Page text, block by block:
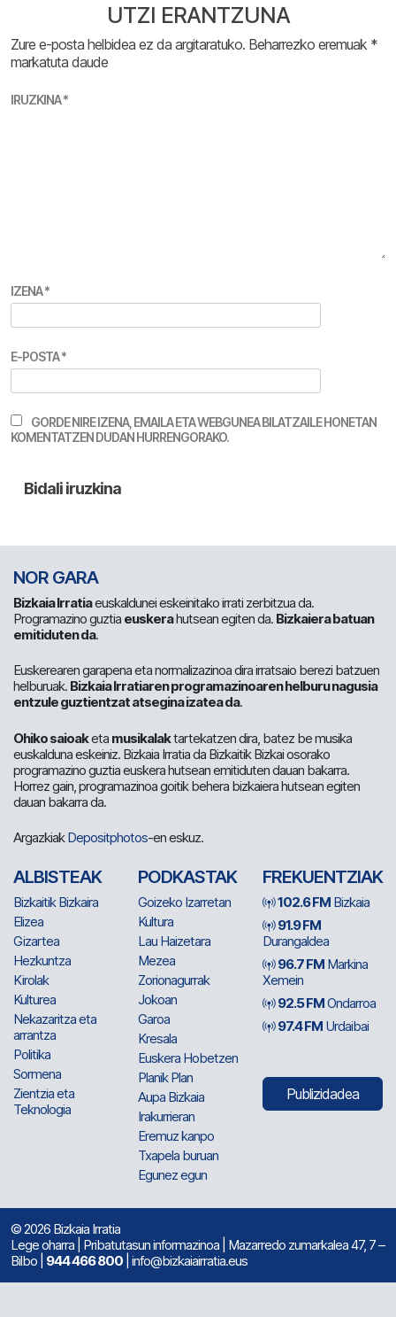
UTZI ERANTZUNA
Zure e-posta helbidea ez da argitaratuko. Beharrezko eremuak *
markatuta daude
IRUZKINA*
IZENA*
E-POSTA*
GORDE NIRE IZENA, EMAILA ETA WEBGUNEA BILATZAILE HONETAN
KOMENTATZEN DUDAN HURRENGORAKO.
NOR GARA
Bizkaia Irratiaeuskaldunei eskeinitako irrati zerbitzua da.
Programazino guztia euskerahutsean egiten da. Bizkaiera batuan
emitiduten da.
Euskerearen garapena eta normalizazinoa dira irratsaio berezi batzuen
helburuak. Bizkaia Irratiaren programazinoaren helburu nagusia
entzule guztientzat atsegina izatea da.
Ohiko saioaketa musikalaktartekatzen dira, batez be musika
euskalduna eskeiniz. Bizkaia Irratia da Bizkaitik Bizkai osorako
programazino guztia euskera hutsean emitiduten dauan bakarra.
Horrez gain, programazinoa goitik behera bizkaiera hutsean egiten
dauan bakarra da.
ArgazkiakDepositphotos-en eskuz.
ALBISTEAK
Bizkaitik Bizkaira
Elizea
Gizartea
Hezkuntza
Kirolak
Kulturea
Nekazaritza eta
arrantza
Politika
Sormena
Zientzia eta
Teknologia
PODKASTAK
Goizeko Izarretan
Kultura
Lau Haizetara
Mezea
Zorionagurrak
Jokoan
Garoa
Kresala
Euskera Hobetzen
Planik Plan
Aupa Bizkaia
Irakurrieran
Eremuz kanpo
Txapela buruan
Egunez egun
FREKUENTZIAK
102.6 FM Bizkaia
91.9 FM
Durangaldea
96.7 FM Markina
Xemein
92.5 FMOndarroa
97.4 FM Urdaibai
Publizidadea
© 2026 Bizkaia Irratia
Lege oharra Pribatutasun informazinoa | Mazarredo zumarkalea 47, 7 –
Bilbo | 944 466 800 | info@bizkaiairratia.eus